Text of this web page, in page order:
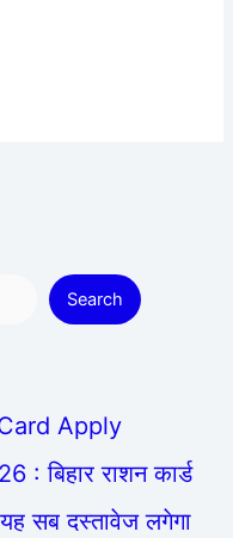
Search
Apply
बिहार राशन कार्ड
सब दस्तावेज लगेगा